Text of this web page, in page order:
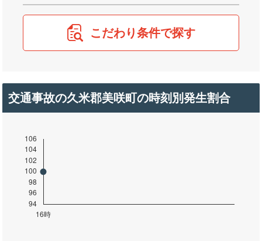
こだわり条件で探す
交通事故の久米郡美咲町の時刻別発生割合